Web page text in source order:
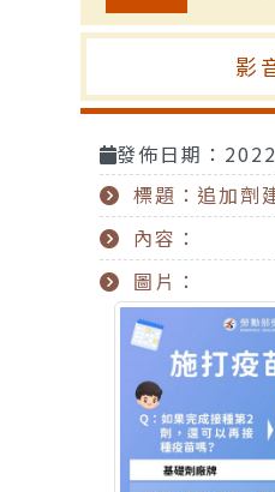
影
發佈日期：
標題：追加劑
內容：
圖片：